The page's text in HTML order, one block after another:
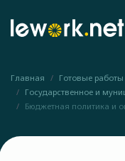
Главная Готовые работы
Государственное и
Бюджетная политика и